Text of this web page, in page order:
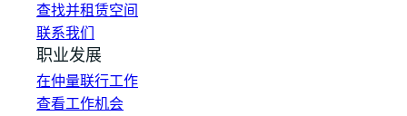
查找并租赁空间
联系我们
职业发展
在仲量联行工作
查看工作机会